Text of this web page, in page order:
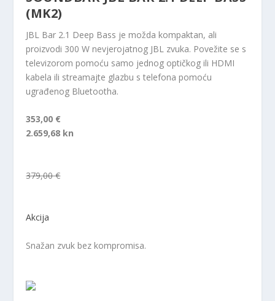
(MK2)
JBL Bar 2.1 Deep Bass je možda kompaktan, ali
proizvodi 300 W nevjerojatnog JBL zvuka. Povežite se s
televizorom pomoću samo jednog optičkog ili HDMI
kabela ili streamajte glazbu s telefona pomoću
ugrađenog Bluetootha.
353,00 €
2.659,68 kn
379,00 €
Akcija
Snažan zvuk bez kompromisa.